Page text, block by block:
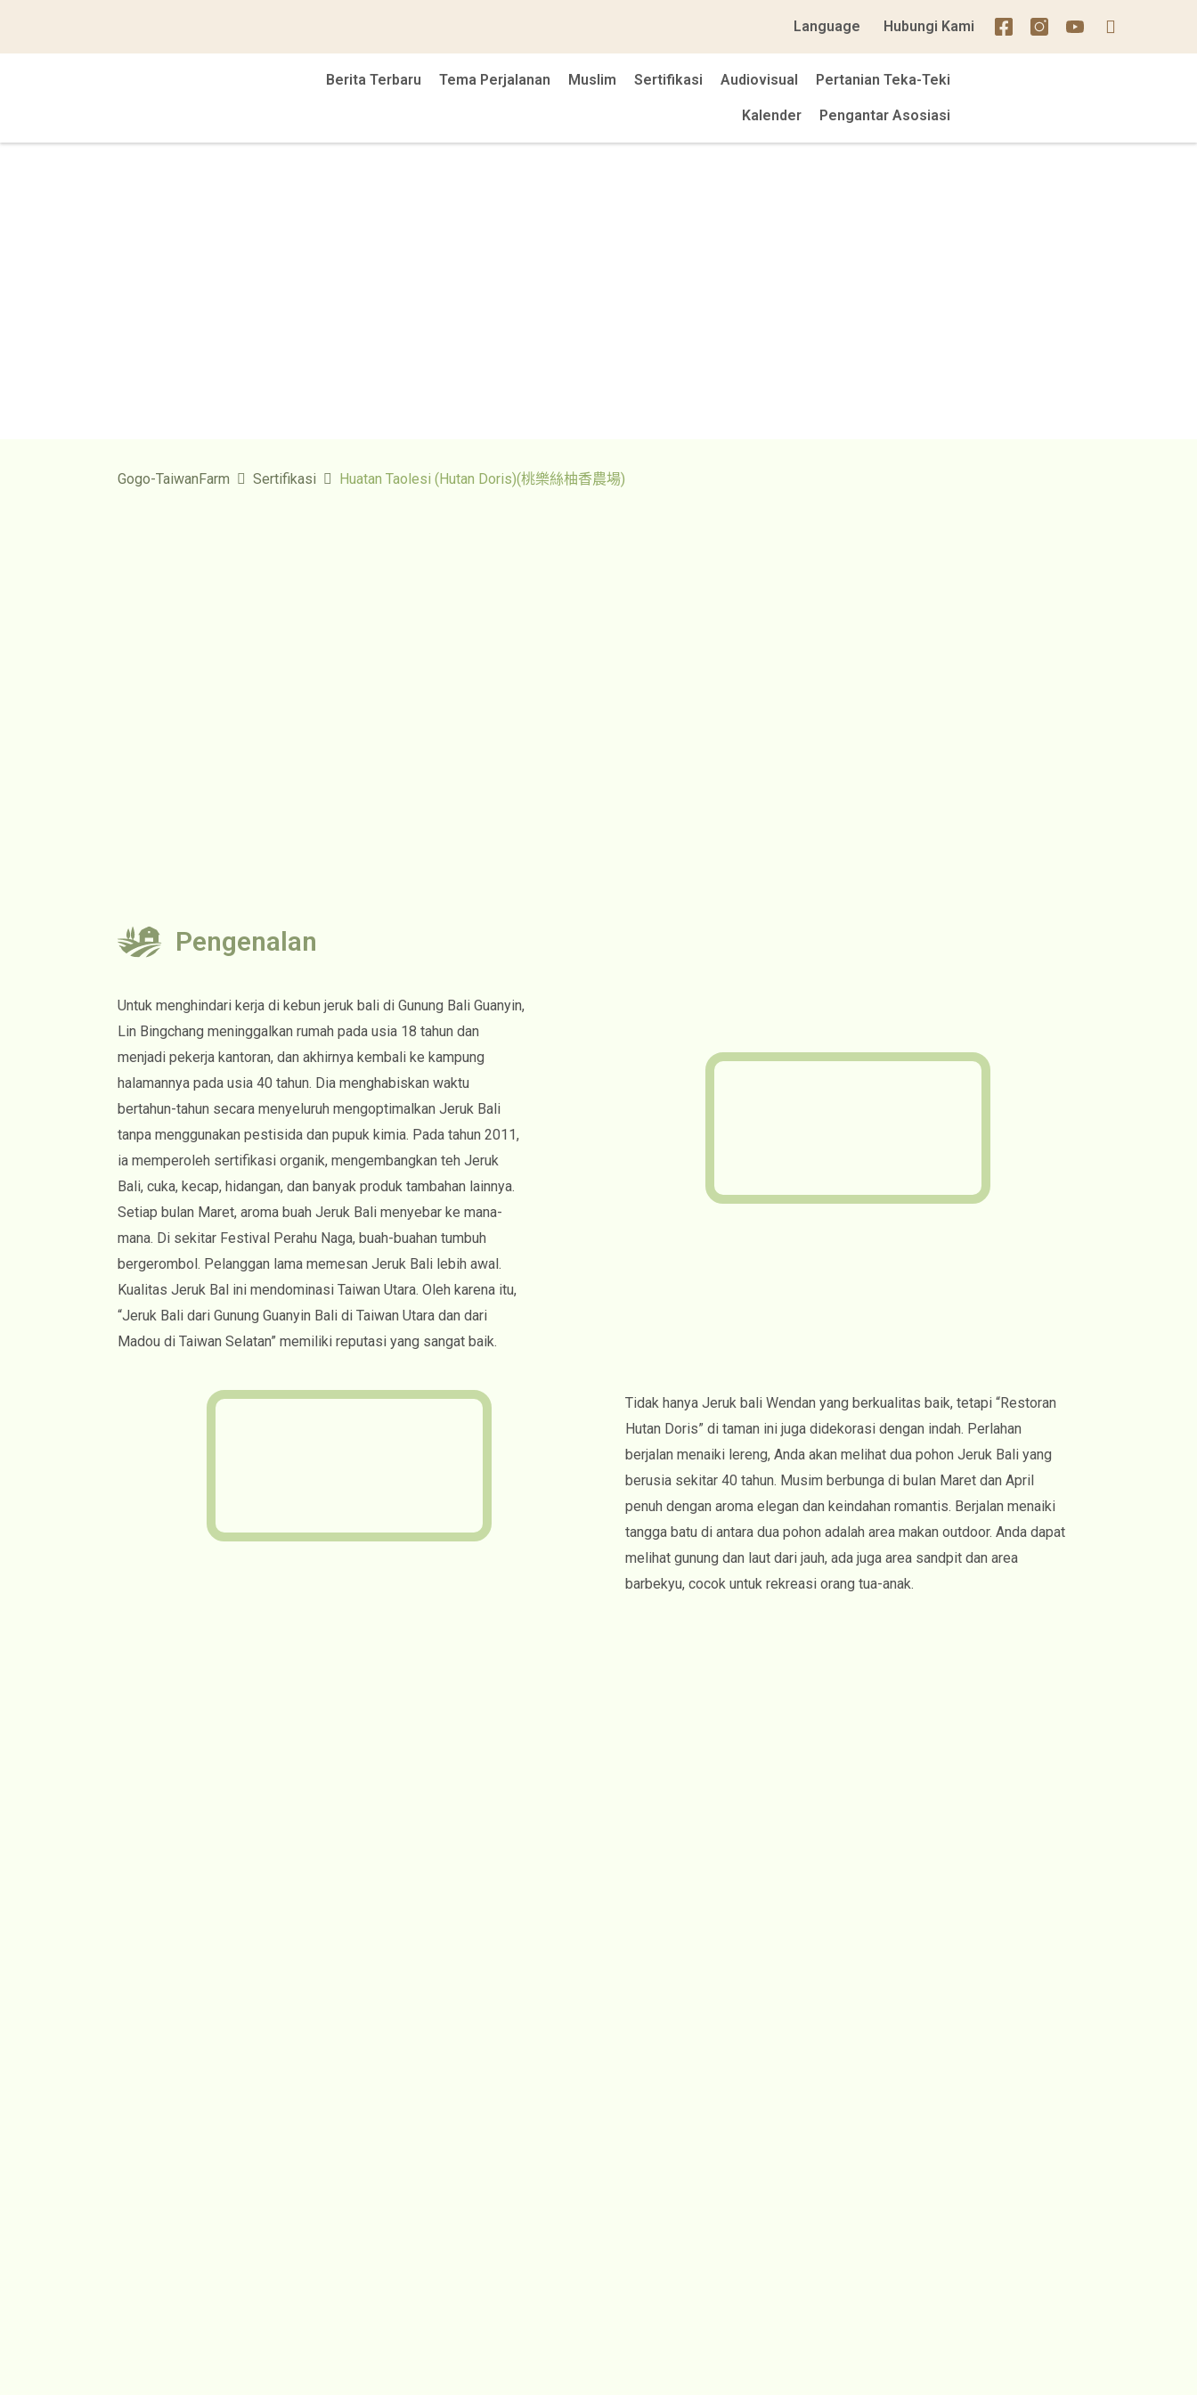
Language Hubungi Kami
Berita Terbaru Tema Perjalanan Muslim Sertifikasi Audiovisual Pertanian Teka-Teki
Kalender Pengantar Asosiasi
Gogo-TaiwanFarm Sertifikasi Huatan Taolesi (Hutan Doris)(桃樂絲柚香農場)
Pengenalan
Untuk menghindari kerja di kebun jeruk bali di Gunung Bali Guanyin,
Lin Bingchang meninggalkan rumah pada usia 18 tahun dan
menjadi pekerja kantoran, dan akhirnya kembali ke kampung
halamannya pada usia 40 tahun. Dia menghabiskan waktu
bertahun-tahun secara menyeluruh mengoptimalkan Jeruk Bali
tanpa menggunakan pestisida dan pupuk kimia. Pada tahun 2011,
ia memperoleh sertifikasi organik, mengembangkan teh Jeruk
Bali, cuka, kecap, hidangan, dan banyak produk tambahan lainnya.
Setiap bulan Maret, aroma buah Jeruk Bali menyebar ke mana-
mana. Di sekitar Festival Perahu Naga, buah-buahan tumbuh
bergerombol. Pelanggan lama memesan Jeruk Bali lebih awal.
Kualitas Jeruk Bal ini mendominasi Taiwan Utara. Oleh karena itu,
“Jeruk Bali dari Gunung Guanyin Bali di Taiwan Utara dan dari
Madou di Taiwan Selatan” memiliki reputasi yang sangat baik.
Tidak hanya Jeruk bali Wendan yang berkualitas baik, tetapi “Restoran
Hutan Doris” di taman ini juga didekorasi dengan indah. Perlahan
berjalan menaiki lereng, Anda akan melihat dua pohon Jeruk Bali yang
berusia sekitar 40 tahun. Musim berbunga di bulan Maret dan April
penuh dengan aroma elegan dan keindahan romantis. Berjalan menaiki
tangga batu di antara dua pohon adalah area makan outdoor. Anda dapat
melihat gunung dan laut dari jauh, ada juga area sandpit dan area
barbekyu, cocok untuk rekreasi orang tua-anak.